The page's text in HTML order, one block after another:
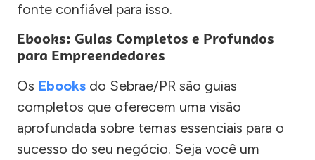
fonte confiável para isso.
Ebooks: Guias Completos e Profundos
para Empreendedores
Os Ebooks do Sebrae/PR são guias
completos que oferecem uma visão
aprofundada sobre temas essenciais para o
sucesso do seu negócio. Seja você um